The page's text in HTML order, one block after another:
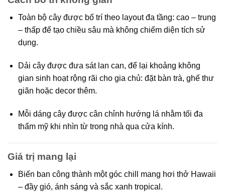
Toàn bộ cây được bố trí theo layout đa tầng: cao – trung
– thấp để tạo chiều sâu mà không chiếm diện tích sử
dụng.
Dải cây được đưa sát lan can, để lại khoảng không
gian sinh hoạt rộng rãi cho gia chủ: đặt bàn trà, ghế thư
giãn hoặc decor thêm.
Mỗi dáng cây được cân chỉnh hướng lá nhằm tối đa
thẩm mỹ khi nhìn từ trong nhà qua cửa kính.
Giá trị mang lại
Biến ban công thành mộtgóc chill mang hơi thở Hawaii
– đầy gió, ánh sáng và sắc xanh tropical.